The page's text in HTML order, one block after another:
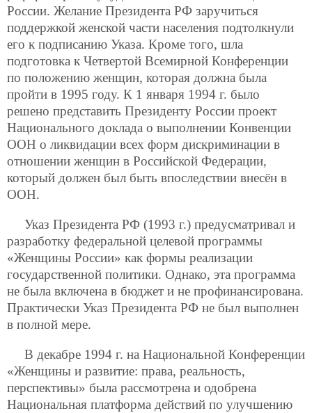
России. Желание Президента РФ заручиться
поддержкой женской части населения подтолкнули
его к подписанию Указа. Кроме того, шла
подготовка к Четвертой Всемирной Конференции
по положению женщин, которая должна была
пройти в 1995 году. К 1 января 1994 г. было
решено представить Президенту России проект
Национального доклада о выполнении Конвенции
ООН о ликвидации всех форм дискриминации в
отношении женщин в Российской Федерации,
который должен был быть впоследствии внесён в
ООН.
Указ Президента РФ (1993 г.) предусматривал и
разработку федеральной целевой программы
«Женщины России» как формы реализации
государственной политики. Однако, эта программа
не была включена в бюджет и не профинансирована.
Практически Указ Президента РФ не был выполнен
в полной мере.
В декабре 1994 г. на Национальной Конференции
«Женщины и развитие: права, реальность,
перспективы» была рассмотрена и одобрена
Национальная платформа действий по улучшению